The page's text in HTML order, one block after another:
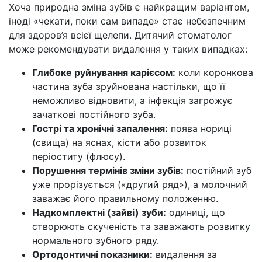
Хоча природна зміна зубів є найкращим варіантом,
іноді «чекати, поки сам випаде» стає небезпечним
для здоров’я всієї щелепи. Дитячий стоматолог
може рекомендувати видалення у таких випадках:
Глибоке руйнування карієсом: коли коронкова
частина зуба зруйнована настільки, що її
неможливо відновити, а інфекція загрожує
зачаткові постійного зуба.
Гострі та хронічні запалення: поява нориці
(свища) на яснах, кісти або розвиток
періоститу (флюсу).
Порушення термінів зміни зубів: постійний зуб
уже прорізується («другий ряд»), а молочний
заважає його правильному положенню.
Надкомплектні (зайві) зуби: одиниці, що
створюють скученість та заважають розвитку
нормального зубного ряду.
Ортодонтичні показники: видалення за